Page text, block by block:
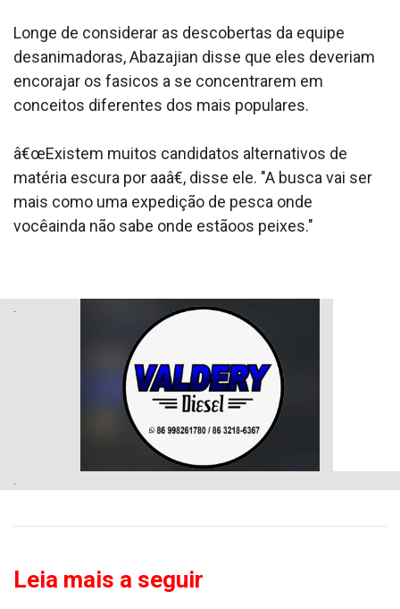
Longe de considerar as descobertas da equipe
desanimadoras, Abazajian disse que eles deveriam
encorajar os fa­sicos a se concentrarem em
conceitos diferentes dos mais populares.
â€œExistem muitos candidatos alternativos de
matéria escura por aa­â€, disse ele. "A busca vai ser
mais como uma expedição de pesca onde
vocêainda não sabe onde estãoos peixes."
Leia mais a seguir